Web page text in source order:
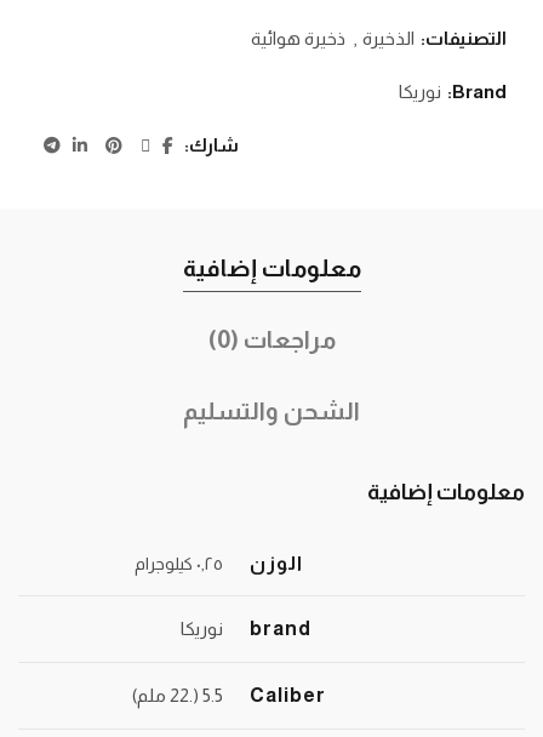
التصنيفات: الذخيرة ذخيرة هوائية
Brand: نوريكا
شارك
معلومات إضافية
مراجعات (0)
الشحن والتسليم
معلومات إضافية
الوزن ٠٫٢٥ كيلوجرام
brand نوريكا
Caliber 5.5 (.22 ملم)